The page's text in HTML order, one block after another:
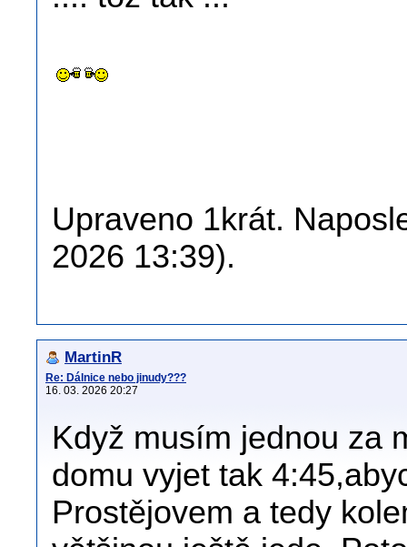
Upraveno 1krát.
2026 13:39).
MartinR
Re: Dálnice nebo jinudy???
16. 03. 2026 20:27
Když musím jednou za
domu vyjet tak
Prostějovem a tedy